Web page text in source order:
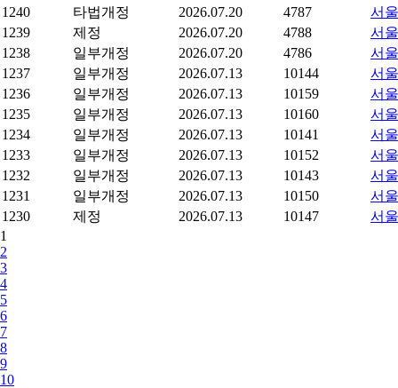
1240
타법개정 2026.07.20 4787
서
1239
제정 2026.07.20 4788
서
1238
일부개정 2026.07.20 4786
서
1237
일부개정 2026.07.13 10144
서
1236
일부개정 2026.07.13 10159
서
1235
일부개정 2026.07.13 10160
서
1234
일부개정 2026.07.13 10141
서
1233
일부개정 2026.07.13 10152
서
1232
일부개정 2026.07.13 10143
서
1231
일부개정 2026.07.13 10150
서
1230
제정 2026.07.13 10147
서
1
2
3
4
5
6
7
8
9
10